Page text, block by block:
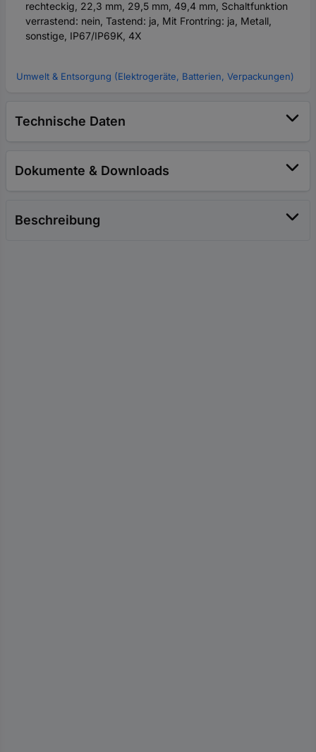
rechteckig, 22,3 mm, 29,5 mm, 49,4 mm, Schaltfunktion
verrastend: nein, Tastend: ja, Mit Frontring: ja, Metall,
sonstige, IP67/IP69K, 4X
Umwelt & Entsorgung (Elektrogeräte, Batterien, Verpackungen)
Technische Daten
Dokumente & Downloads
Beschreibung